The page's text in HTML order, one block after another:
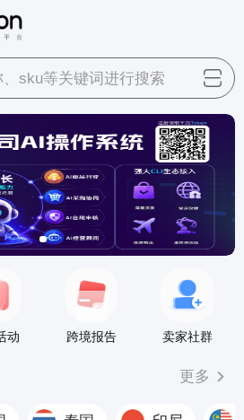
sku等关键词进行搜索
动 跨境报告 卖家社群
更多